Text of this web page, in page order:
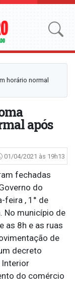
horário normal
após
01/04/2021 às 19h13
fechadas
do
feira , 1° de
No município de
as 8h e as ruas
de
decreto
Interior
do comércio